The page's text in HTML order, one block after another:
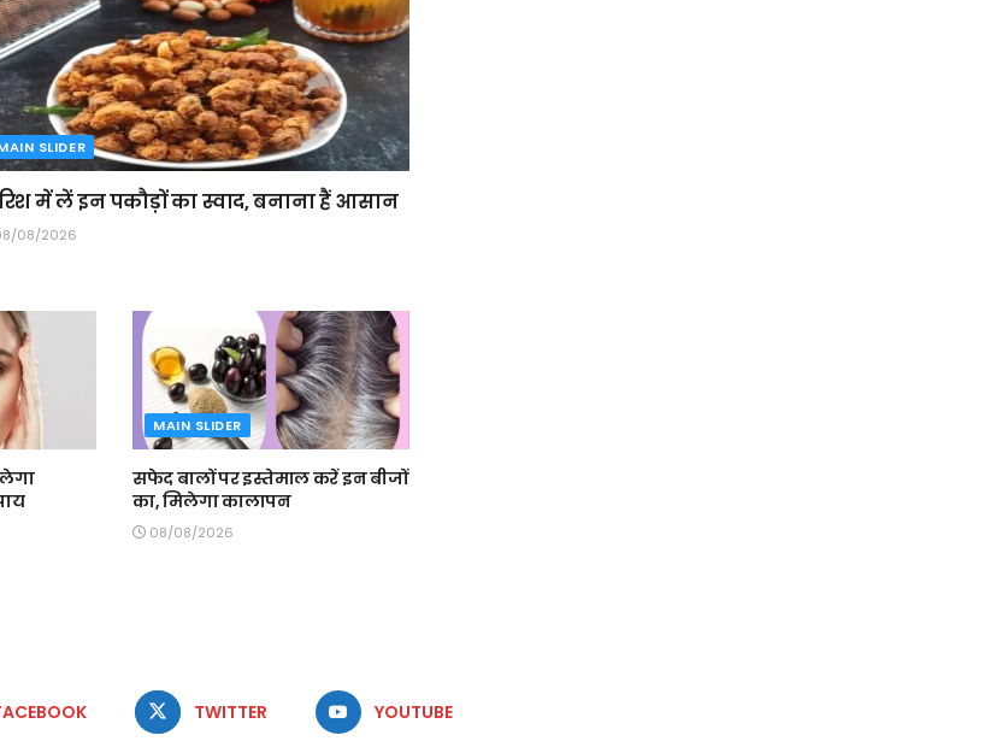
SLIDER
में लें इन पकौड़ों का स्वाद, बनाना हैं आसान
08/2026
MAIN SLIDER
सफेद बालों पर इस्तेमाल करें इन बीजों
का, मिलेगा कालापन
08/08/2026
TWITTER YOUTUBE